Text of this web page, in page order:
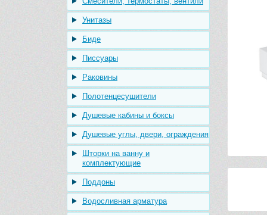
Унитазы
Биде
Писсуары
Раковины
Полотенцесушители
Душевые кабины и боксы
Душевые углы, двери, ограждения
Шторки на ванну и
комплектующие
Поддоны
Водосливная арматура